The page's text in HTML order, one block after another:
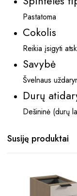
Pastatoma
Cokolis
Reikia įsigyti
Savybė
Švelnaus
Durų
Dešininė (durų
Susiję produktai